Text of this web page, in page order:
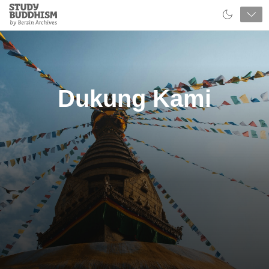
Close
Study
Buddhism
Dukung Kami